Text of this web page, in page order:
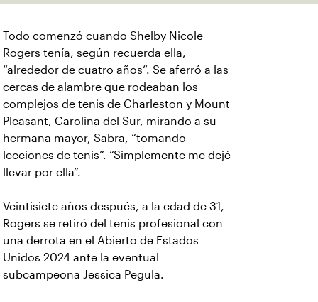
Todo comenzó cuando Shelby Nicole
Rogers tenía, según recuerda ella,
“alrededor de cuatro años”. Se aferró a las
cercas de alambre que rodeaban los
complejos de tenis de Charleston y Mount
Pleasant, Carolina del Sur, mirando a su
hermana mayor, Sabra, “tomando
lecciones de tenis”. “Simplemente me dejé
llevar por ella”.
Veintisiete años después, a la edad de 31,
Rogers se retiró del tenis profesional con
una derrota en el Abierto de Estados
Unidos 2024 ante la eventual
subcampeona Jessica Pegula.